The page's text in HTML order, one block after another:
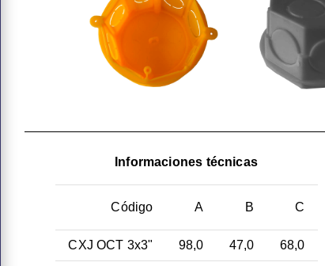
Informaciones técnicas
Código A B C
CXJ OCT 3x3" 98,0 47,0 68,0